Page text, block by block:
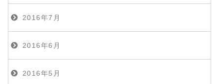
2016年7月
2016年6月
2016年5月